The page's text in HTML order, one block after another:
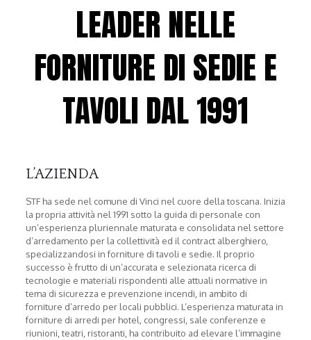
LEADER NELLE
FORNITURE DI SEDIE E
TAVOLI DAL 1991
L’AZIENDA
STF ha sede nel comune di Vinci nel cuore della toscana. Inizia
la propria attività nel 1991 sotto la guida di personale con
un’esperienza pluriennale maturata e consolidata nel settore
d’arredamento per la collettività ed il contract alberghiero,
specializzandosi in forniture di tavoli e sedie. Il proprio
successo è frutto di un’accurata e selezionata ricerca di
tecnologie e materiali rispondenti alle attuali normative in
tema di sicurezza e prevenzione incendi, in ambito di
forniture d’arredo per locali pubblici. L’esperienza maturata in
forniture di arredi per hotel, congressi, sale conferenze e
riunioni, teatri, ristoranti, ha contribuito ad elevare l’immagine